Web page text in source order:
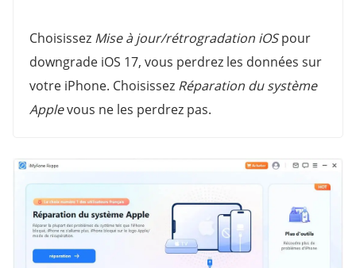
Choisissez Mise à jour/rétrogradation iOSpour
downgrade iOS 17, vous perdrez les données sur
votre iPhone. Choisissez Réparation du système
Applevous ne les perdrez pas.